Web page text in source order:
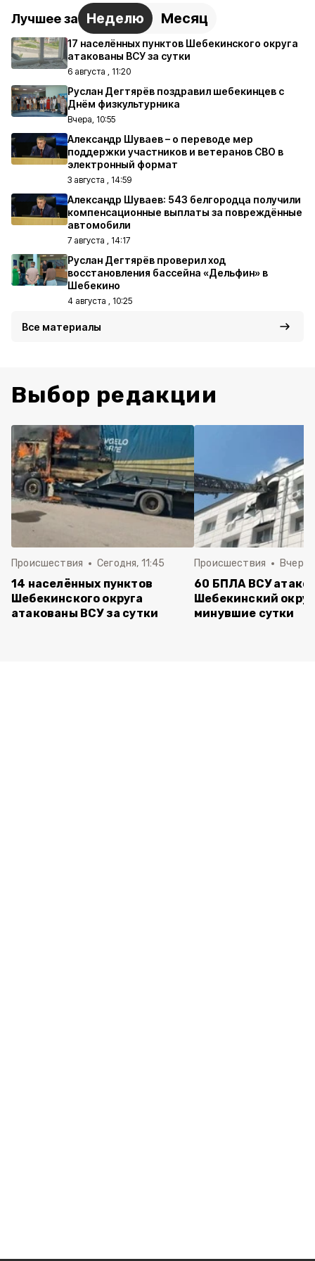
Лучшее за Неделю Месяц
17 населённых пунктов Шебекинского округа
атакованы ВСУ за сутки
6 августа , 11:20
Руслан Дегтярёв поздравил шебекинцев с
Днём физкультурника
Вчера, 10:55
Александр Шуваев – о переводе мер
поддержки участников и ветеранов СВО в
электронный формат
3 августа , 14:59
Александр Шуваев: 543 белгородца получили
компенсационные выплаты за повреждённые
автомобили
7 августа , 14:17
Руслан Дегтярёв проверил ход
восстановления бассейна «Дельфин» в
Шебекино
4 августа , 10:25
Все материалы
Выбор редакции
Происшествия Сегодня, 11:45
14 населённых пунктов
Шебекинского округа
атакованы ВСУ за сутки
Происшествия Вчера,
60 БПЛА ВСУ
Шебекинский
минувшие сутки